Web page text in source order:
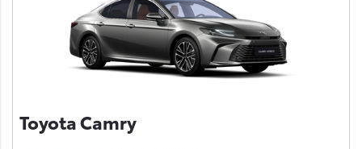
Toyota Camry